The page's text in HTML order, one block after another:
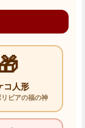
コ人形
ビアの福の神